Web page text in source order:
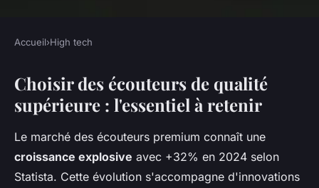
HIGH TECH
Guide complet pour choisir les
meilleurs écouteurs
Olivier•17 décembre 2025• 8 min de lecture
Accueil›High tech
Choisir des écouteurs de qualité
supérieure : l'essentiel à retenir
Le marché des écouteurs premium connaît une
croissance explosive avec +32% en 2024 selon
Statista. Cette évolution s'accompagne d'innovations